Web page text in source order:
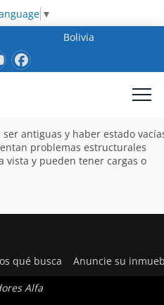
▼
Bolivia
antiguas y haber estado
problemas estructurales
vista y pueden tener cargas o
qué busca Anuncie su
Alfa